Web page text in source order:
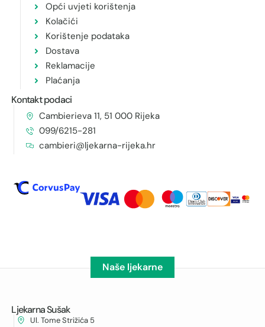
Opći uvjeti korištenja
Kolačići
Korištenje podataka
Dostava
Reklamacije
Plaćanja
Kontakt podaci
Cambierieva 11, 51 000 Rijeka
099/6215-281
cambieri@ljekarna-rijeka.hr
Naše ljekarne
Ljekarna Sušak
Ul. Tome Strižića 5